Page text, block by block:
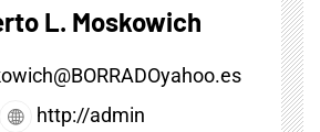
L. Moskowich
http://admin